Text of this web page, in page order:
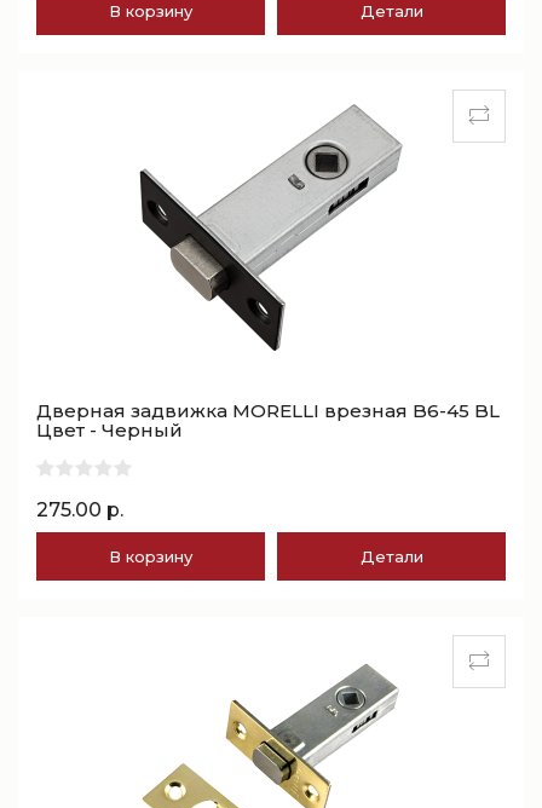
В корзину Детали
Дверная задвижка MORELLI врезная B6-45 BL
Цвет - Черный
275.00 р.
В корзину Детали